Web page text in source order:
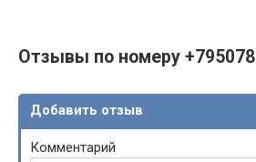
Отзывы по номеру
Добавить отзыв
Комментарий